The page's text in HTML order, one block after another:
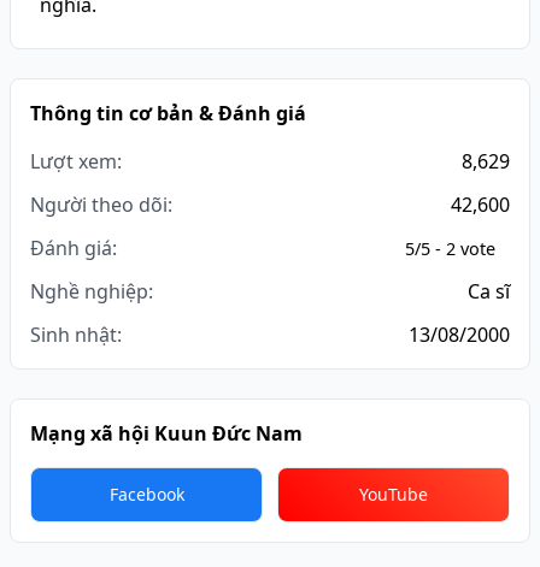
Thông tin cơ bản & Đánh giá
Lượt xem:
8,629
Người theo dõi:
42,600
Đánh giá:
5/5 - 2 vote
Nghề nghiệp:
Ca sĩ
Sinh nhật:
13/08/2000
Mạng xã hội Kuun Đức Nam
Facebook YouTube